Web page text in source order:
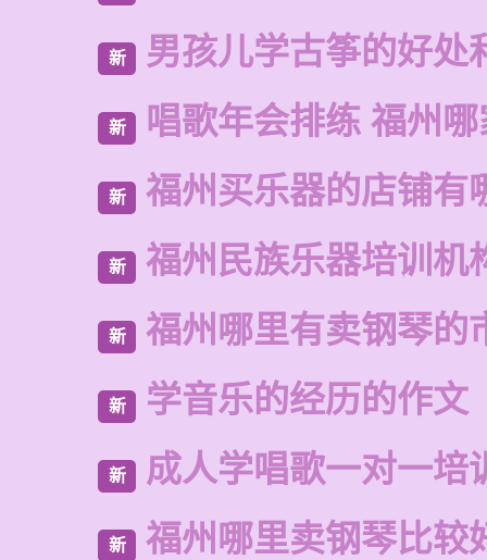
新 男孩儿学古筝的好处
新 唱歌年会排练 福州
新 福州买乐器的店铺有
新 福州民族乐器培训机
新 福州哪里有卖钢琴的
新 学音乐的经历的作文
新 成人学唱歌一对一培
新 福州哪里卖钢琴比较